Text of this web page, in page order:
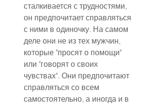
сталкивается с трудностями,
он предпочитает справляться
с ними в одиночку. На самом
деле они не из тех мужчин,
которые "просят о помощи"
или "говорят о своих
чувствах". Они предпочитают
справляться со всем
самостоятельно, а иногда и в